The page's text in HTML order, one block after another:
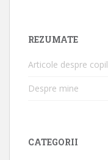
REZUMATE
Articole despre copil
Despre mine
CATEGORII